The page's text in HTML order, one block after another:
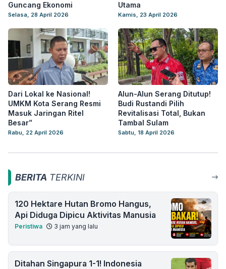
Guncang Ekonomi
Selasa, 28 April 2026
Utama
Kamis, 23 April 2026
Dari Lokal ke Nasional!
UMKM Kota Serang Resmi
Masuk Jaringan Ritel
Besar”
Rabu, 22 April 2026
Alun-Alun Serang Ditutup!
Budi Rustandi Pilih
Revitalisasi Total, Bukan
Tambal Sulam
Sabtu, 18 April 2026
BERITA TERKINI
120 Hektare Hutan Bromo Hangus,
Api Diduga Dipicu Aktivitas Manusia
Peristiwa 3 jam yang lalu
Ditahan Singapura 1-1! Indonesia